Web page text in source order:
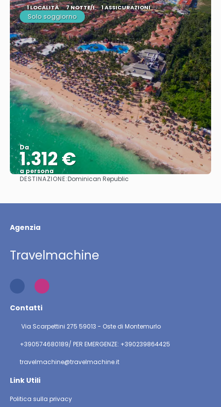
1 LOCALITÀ 7 NOTTE/I 1 ASSICURAZIONI
Solo soggiorno
Da
1.312 €
a persona
Vedere
DESTINAZIONE:Dominican Republic
Agenzia
Travelmachine
Contatti
Via Scarpettini 275 59013 - Oste di Montemurlo
+390574680189/ PER EMERGENZE: +390239864425
travelmachine@travelmachine.it
Link Utili
Politica sulla privacy